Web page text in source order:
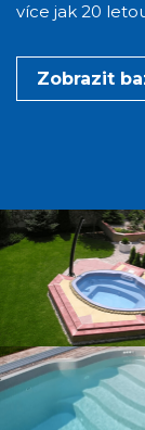
více jak 20
Zobrazit